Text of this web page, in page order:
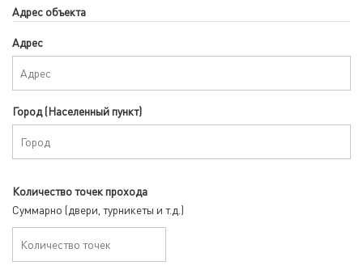
Адрес объекта
Адрес
Город (Населенный пункт)
Количество точек прохода
Суммарно (двери, турникеты и т.д.)